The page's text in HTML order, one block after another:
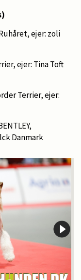
ejer: zoli
ejer: Tina Toft
Terrier, ejer:
Danmark